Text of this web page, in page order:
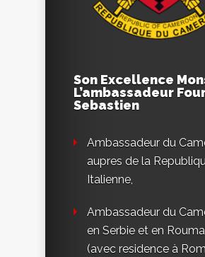
Son Excellence
L’ambassadeur
Sebastien
Ambassadeur du
aupres de la
Italienne,
Ambassadeur du
en Serbie et en
(avec residence à